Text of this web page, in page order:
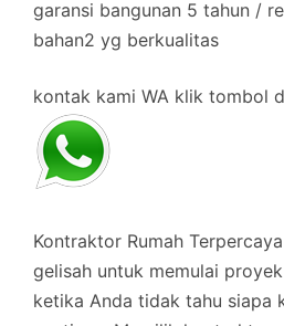
garansi bangunan 5 tahun /
bahan2 yg berkualitas
kontak kami WA klik tombol
Kontraktor Rumah
gelisah untuk memulai
ketika Anda tidak tahu siapa